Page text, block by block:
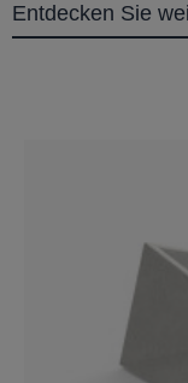
Entdecken Sie